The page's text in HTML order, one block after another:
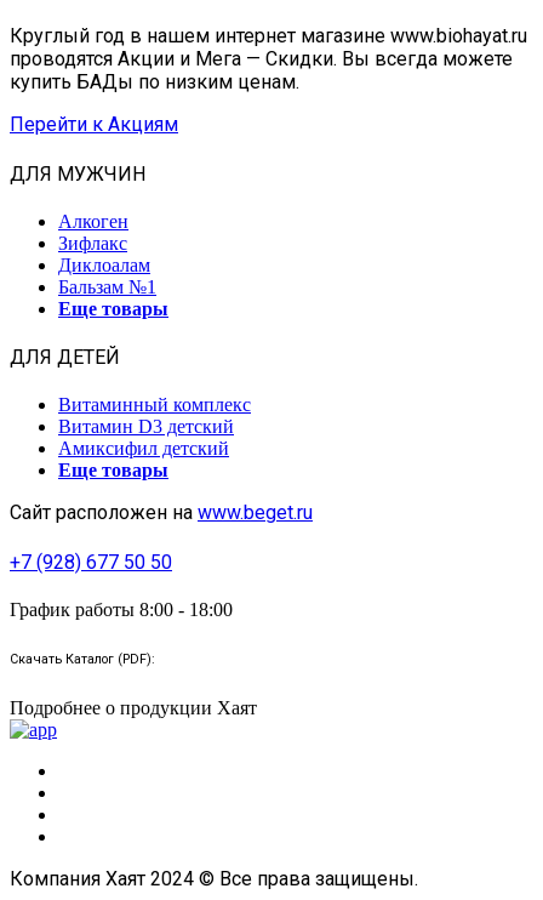
Круглый год в нашем интернет магазине www.biohayat.ru
проводятся Акции и Мега — Скидки. Вы всегда можете
купить БАДы по низким ценам.
Перейти к Акциям
ДЛЯ МУЖЧИН
Алкоген
Зифлакс
Диклоалам
Бальзам №1
Еще товары
ДЛЯ ДЕТЕЙ
Витаминный комплекс
Витамин D3 детский
Амиксифил детский
Еще товары
Сайт расположен на www.beget.ru
+7 (928) 677 50 50
График работы 8:00 - 18:00
Скачать Каталог (PDF):
Подробнее о продукции Хаят
Компания Хаят 2024 © Все права защищены.